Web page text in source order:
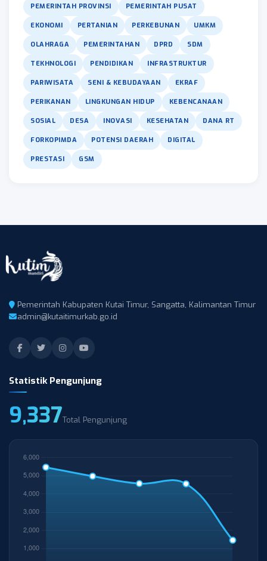
PEMERINTAH PROVINSI PEMERINTAH PUSAT
EKONOMI PERTANIAN PERKEBUNAN UMKM
OLAHRAGA PEMERINTAHAN DPRD SDM
TEKHNOLOGI PENDIDIKAN INFRASTRUKTUR
PARIWISATA SENI & KEBUDAYAAN EKRAF
PERIKANAN LINGKUNGAN HIDUP KEBENCANAAN
SOSIAL DESA INOVASI KESEHATAN DANA RT
FORKOPIMDA POTENSI DAERAH DIGITAL
PRESTASI GSM
Pemerintah Kabupaten Kutai Timur, Sangatta, Kalimantan Timur
admin@kutaitimurkab.go.id
Statistik Pengunjung
9,337Total Pengunjung